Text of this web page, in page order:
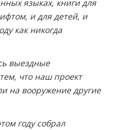
языках, книги для
и для детей, и
как никогда
выездные
что наш проект
на вооружение другие
году собрал